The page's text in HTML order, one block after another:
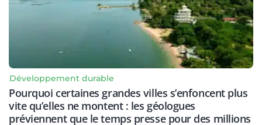
Développement durable
Pourquoi certaines grandes villes s’enfoncent plus
vite qu’elles ne montent : les géologues
préviennent que le temps presse pour des millions